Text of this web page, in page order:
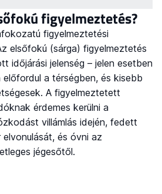
figyelmeztetés?
figyelmeztetési
elsőfokú (sárga) figyelmeztetés
időjárási jelenség – jelen esetben
a térségben, és kisebb
A figyelmeztetett
érdemes kerülni a
villámlás idején, fedett
és óvni az
jégesőtől.